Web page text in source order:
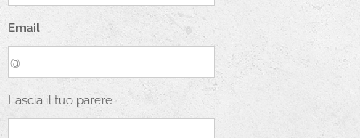
Email
Lascia il tuo parere